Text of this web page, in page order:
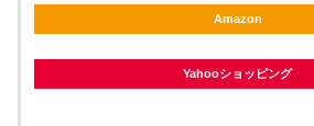
Amazon
Yahooショッピング